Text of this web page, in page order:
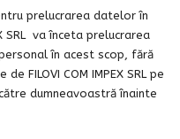
prelucrarea datelor în
SRL va înceta prelucrarea
în acest scop, fără
FILOVI COM IMPEX SRL pe
dumneavoastră înainte